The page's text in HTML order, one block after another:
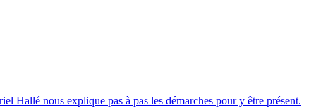
Hallé nous explique pas à pas les démarches pour y être présent.